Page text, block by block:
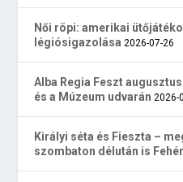
Női röpi: amerikai
légiósigazolása 2026-07-26
Alba Regia Feszt
és a Múzeum udvarán 2026-
Királyi séta és Fieszta –
szombaton délután is